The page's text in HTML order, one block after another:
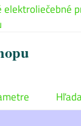
elektroliečebné